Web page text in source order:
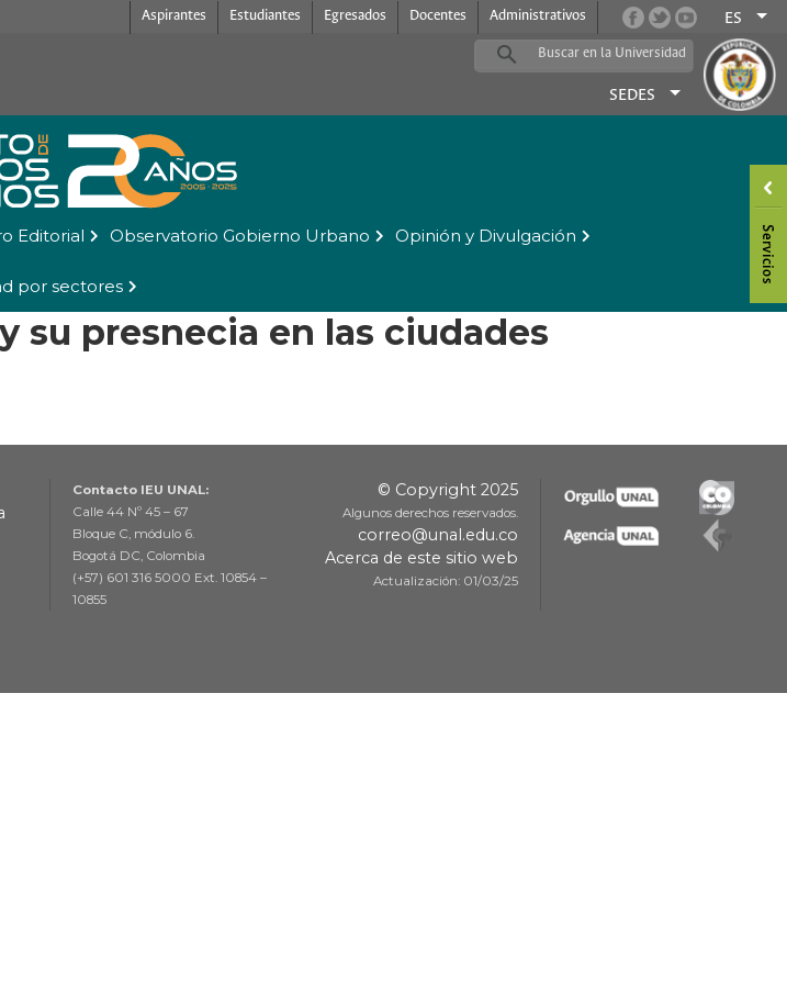
Aspirantes Estudiantes Egresados Docentes Administrativos ES
SEDES
Editorial Observatorio Gobierno Urbano Opinión y Divulgación
por sectores
su presnecia en las ciudades
Contacto IEU UNAL:
Calle 44 Nº 45 – 67
Bloque C, módulo 6.
Bogotá DC, Colombia
(+57) 601 316 5000 Ext. 10854 –
10855
© Copyright 2025
Algunos derechos reservados.
correo@unal.edu.co
Acerca de este sitio web
Actualización: 01/03/25